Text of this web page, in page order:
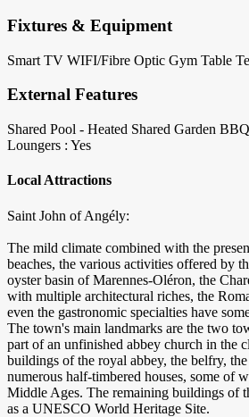
Fixtures & Equipment
Smart TV WIFI/Fibre Optic Gym Table
External Features
Shared Pool - Heated Shared Garden BBQ
Loungers : Yes
Local Attractions
Saint John of Angély:
The mild climate combined with the
beaches, the various activities offered by
oyster basin of Marennes-Oléron, the
with multiple architectural riches, the
even the gastronomic specialties have
The town's main landmarks are the two
part of an unfinished abbey church in the
buildings of the royal abbey, the belfry,
numerous half-timbered houses, some of
Middle Ages. The remaining buildings of
as a UNESCO World Heritage Site.